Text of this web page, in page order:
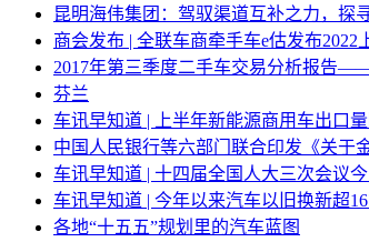
昆明海伟集团：驾驭渠道互补之力，探
商会发布 | 全联车商牵手车e估发布
2017年第三季度二手车交易分析报告
芬兰
车讯早知道 | 上半年新能源商用车出口
中国人民银行等六部门联合印发《关于
车讯早知道 | 十四届全国人大三次会议
车讯早知道 | 今年以来汽车以旧换新超
各地“十五五”规划里的汽车蓝图